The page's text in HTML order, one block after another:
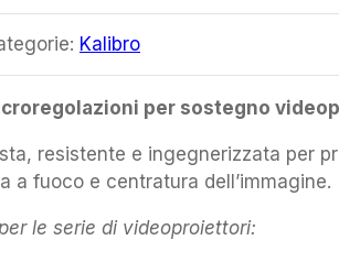
Kalibro
per sostegno
resistente e ingegnerizzata per
a fuoco e centratura dell’immagine.
le serie di videoproiettori: